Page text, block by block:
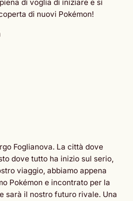
di voglia di iniziare e si
di nuovi Pokémon!
Foglianova. La città dove
dove tutto ha inizio sul serio,
viaggio, abbiamo appena
Pokémon e incontrato per la
sarà il nostro futuro rivale. Una